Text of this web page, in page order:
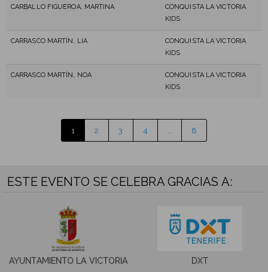
CARBALLO FIGUEROA, MARTINA
CONQUISTA LA VICTORIA
KIDS
CARRASCO MARTÍN, LIA
CONQUISTA LA VICTORIA
KIDS
CARRASCO MARTÍN, NOA
CONQUISTA LA VICTORIA
KIDS
1 2 3 4 8
ESTE EVENTO SE CELEBRA GRACIAS A:
AYUNTAMIENTO LA VICTORIA DXT